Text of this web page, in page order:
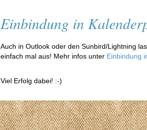
Einbindung in
Auch in Outlook oder den Sunbird/Lightning
einfach mal aus! Mehr infos unter Einbindung
Viel Erfolg dabei! :-)